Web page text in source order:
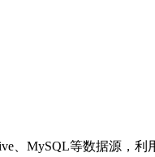
、MySQL等数据源，